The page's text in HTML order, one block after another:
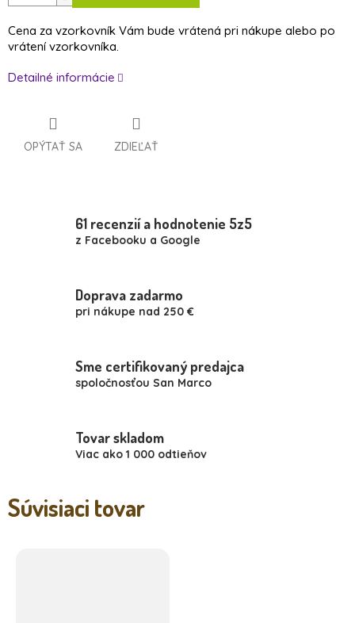
Cena za vzorkovník Vám bude vrátená pri nákupe alebo po
vrátení vzorkovníka.
Detailné informácie
OPÝTAŤ SA ZDIEĽAŤ
61 recenzií a hodnotenie 5z5
z Facebooku a Google
Doprava zadarmo
pri nákupe nad 250 €
Sme certifikovaný predajca
spoločnosťou San Marco
Tovar skladom
Viac ako 1 000 odtieňov
Súvisiaci tovar